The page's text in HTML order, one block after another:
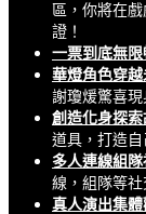
區，你將在
證！
一票到底無限
華燈角色穿越
謝瓊煖驚喜現
創造化身探索
道具，打造自
多人連線組
線，組隊等社
真人演出集體